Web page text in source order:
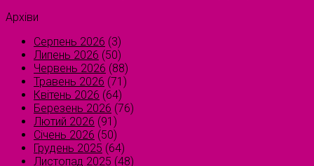
Архіви
Серпень 2026 (3)
Липень 2026 (50)
Червень 2026 (88)
Травень 2026 (71)
Квітень 2026 (64)
Березень 2026 (76)
Лютий 2026 (91)
Січень 2026 (50)
Грудень 2025 (64)
Листопад 2025 (48)